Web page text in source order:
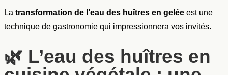
La transformation de l’eau des huîtres en gelée est une
technique de gastronomie qui impressionnera vos invités.
🌿 L’eau des huîtres en